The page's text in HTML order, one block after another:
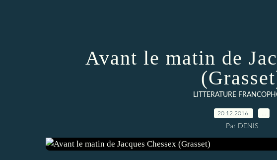
Avant le matin de
LITTERATURE
20.12.2016
Par DENIS